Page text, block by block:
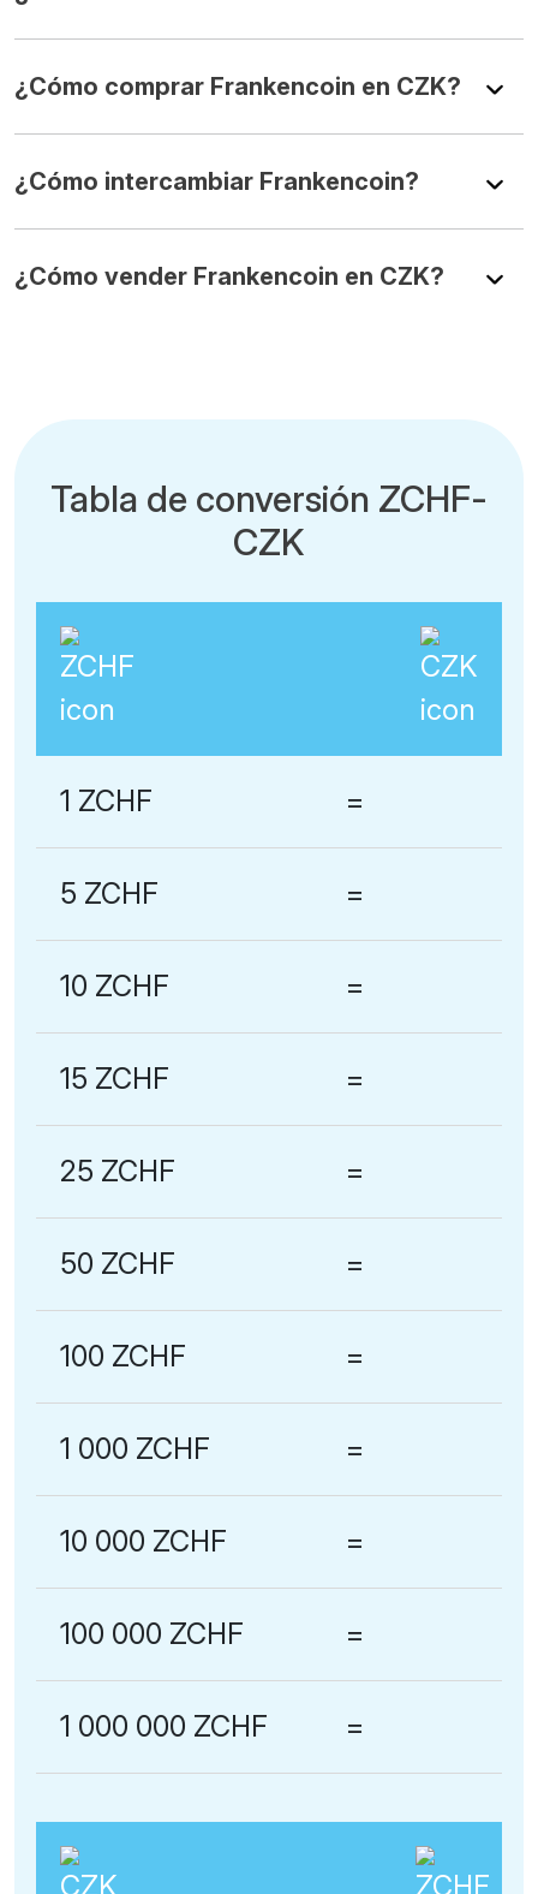
¿Cómo comprar Frankencoin en CZK?
¿Cómo intercambiar Frankencoin?
¿Cómo vender Frankencoin en CZK?
Tabla de conversión ZCHF-
CZK
1 ZCHF =
5 ZCHF =
10 ZCHF =
15 ZCHF =
25 ZCHF =
50 ZCHF =
100 ZCHF =
1 000 ZCHF =
10 000 ZCHF =
100 000 ZCHF =
1 000 000 ZCHF =